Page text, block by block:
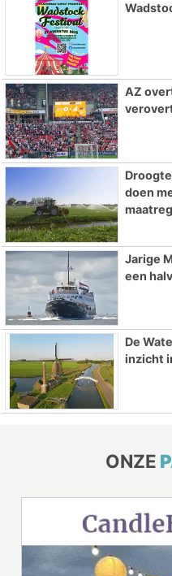
AZ
doen
Jarige
een
De
inzicht
ONZE